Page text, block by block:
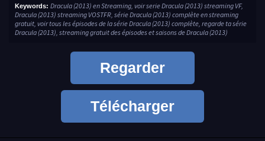
Keywords: Dracula (2013) en Streaming, voir serie Dracula (2013) streaming VF,
Dracula (2013) streaming VOSTFR, série Dracula (2013) complète en streaming
gratuit, voir tous les épisodes de la série Dracula (2013) complète, regarde ta série
Dracula (2013), streaming gratuit des épisodes et saisons de Dracula (2013)
Regarder
Télécharger